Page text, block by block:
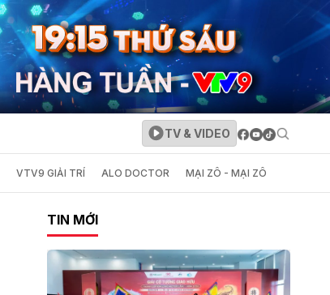
TV & VIDEO
VTV9 GIẢI TRÍ ALO DOCTOR MẠI ZÔ - MẠI ZÔ
TIN MỚI